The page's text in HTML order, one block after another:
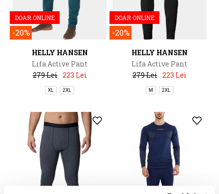
DOAR ONLINE
-20%
HELLY HANSEN
Lifa Active Pant
279 Lei 223 Lei
XL 2XL
DOAR ONLINE
-20%
HELLY HANSEN
Lifa Active Pant
279 Lei 223 Lei
M 2XL